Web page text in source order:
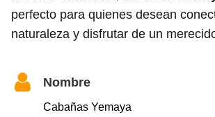
perfecto para quienes desean
naturaleza y disfrutar de un
Nombre
Cabañas Yemaya